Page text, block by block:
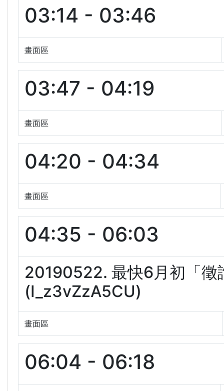
03:14 - 03:46
畫面區
03:47 - 04:19
畫面區
04:20 - 04:34
畫面區
04:35 - 06:03
20190522. 最快6月初「
(I_z3vZzA5CU)
畫面區
06:04 - 06:18